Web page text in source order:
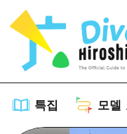
특집 모델